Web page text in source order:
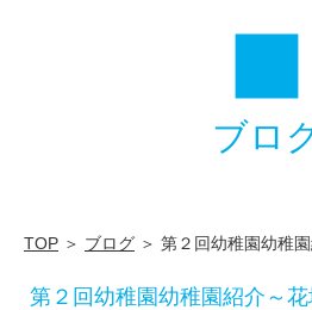
ブロ
TOP ＞ ブログ ＞ 第２回幼稚園幼稚
第２回幼稚園幼稚園紹介～花